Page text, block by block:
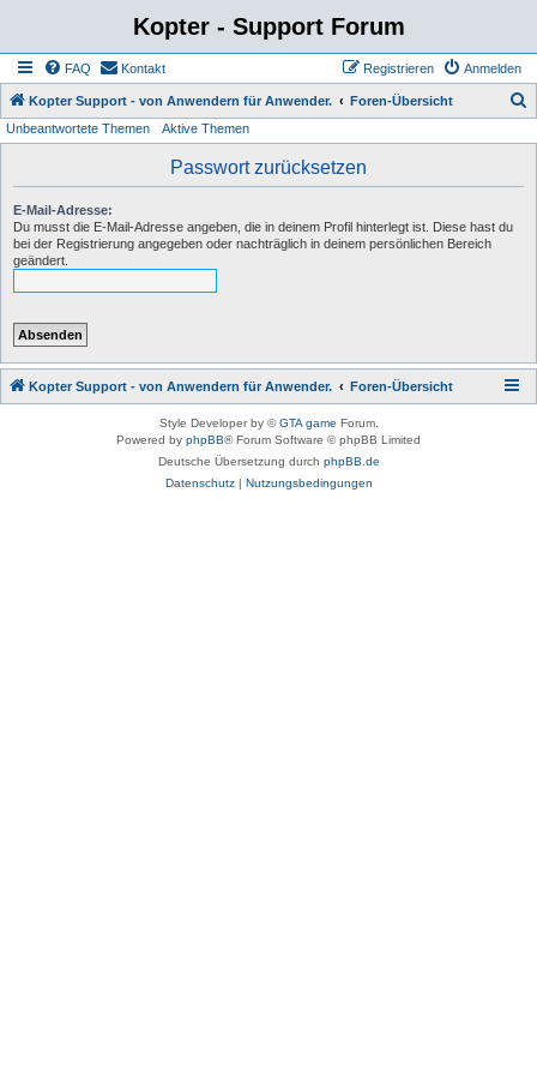
Kopter - Support Forum
FAQ Kontakt Anmelden
Registrieren
Kopter Support - von Anwendern für Anwender. Foren-Übersicht
Unbeantwortete Themen Aktive Themen
Passwort zurücksetzen
E-Mail-Adresse:
Du musst die E-Mail-Adresse angeben, die in deinem Profil hinterlegt ist. Diese hast du
bei der Registrierung angegeben oder nachträglich in deinem persönlichen Bereich
geändert.
Kopter Support - von Anwendern für Anwender. Foren-Übersicht
Style Developer by ©GTA game Forum.
Powered by phpBB® Forum Software © phpBB Limited
Deutsche Übersetzung durch phpBB.de
Datenschutz| Nutzungsbedingungen